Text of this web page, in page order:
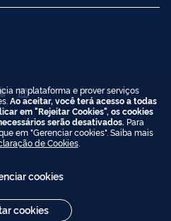
na plataforma e prover serviços
Ao aceitar, você terá acesso a todas
em "Rejeitar Cookies", os cookies
serão desativados. Para
em "Gerenciar cookies". Saiba mais
de Cookies.
cookies
cookies